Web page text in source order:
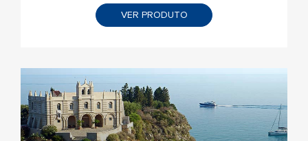
VER PRODUTO